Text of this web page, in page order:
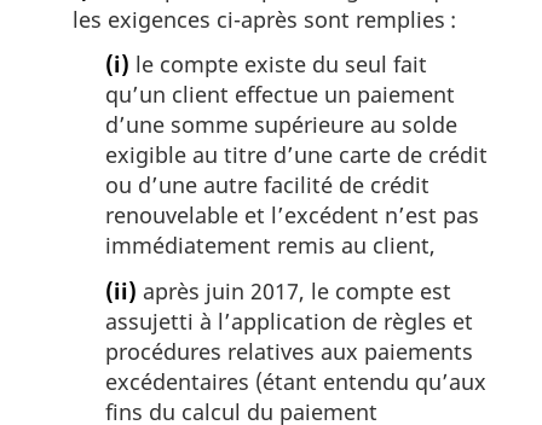
les exigences ci-après sont remplies :
(i) le compte existe du seul fait
qu’un client effectue un paiement
d’une somme supérieure au solde
exigible au titre d’une carte de crédit
ou d’une autre facilité de crédit
renouvelable et l’excédent n’est pas
immédiatement remis au client,
(ii) après juin 2017, le compte est
assujetti à l’application de règles et
procédures relatives aux paiements
excédentaires (étant entendu qu’aux
fins du calcul du paiement